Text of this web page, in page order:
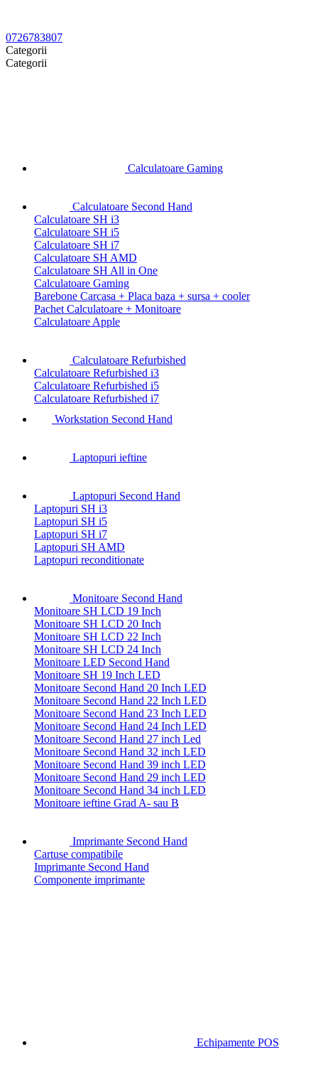
0726783807
Categorii
Categorii
Calculatoare Gaming
Calculatoare Second Hand
Calculatoare SH i3
Calculatoare SH i5
Calculatoare SH i7
Calculatoare SH AMD
Calculatoare SH All in One
Calculatoare Gaming
Barebone Carcasa + Placa baza + sursa + cooler
Pachet Calculatoare + Monitoare
Calculatoare Apple
Calculatoare Refurbished
Calculatoare Refurbished i3
Calculatoare Refurbished i5
Calculatoare Refurbished i7
Workstation Second Hand
Laptopuri ieftine
Laptopuri Second Hand
Laptopuri SH i3
Laptopuri SH i5
Laptopuri SH i7
Laptopuri SH AMD
Laptopuri reconditionate
Monitoare Second Hand
Monitoare SH LCD 19 Inch
Monitoare SH LCD 20 Inch
Monitoare SH LCD 22 Inch
Monitoare SH LCD 24 Inch
Monitoare LED Second Hand
Monitoare SH 19 Inch LED
Monitoare Second Hand 20 Inch LED
Monitoare Second Hand 22 Inch LED
Monitoare Second Hand 23 Inch LED
Monitoare Second Hand 24 Inch LED
Monitoare Second Hand 27 inch Led
Monitoare Second Hand 32 inch LED
Monitoare Second Hand 39 inch LED
Monitoare Second Hand 29 inch LED
Monitoare Second Hand 34 inch LED
Monitoare ieftine Grad A- sau B
Imprimante Second Hand
Cartuse compatibile
Imprimante Second Hand
Componente imprimante
Echipamente POS